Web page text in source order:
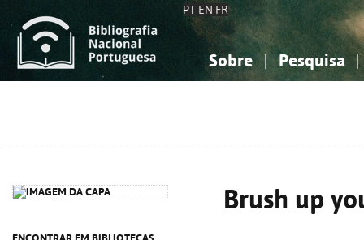
PT EN FR
Sobre Pesquisa
Brush up